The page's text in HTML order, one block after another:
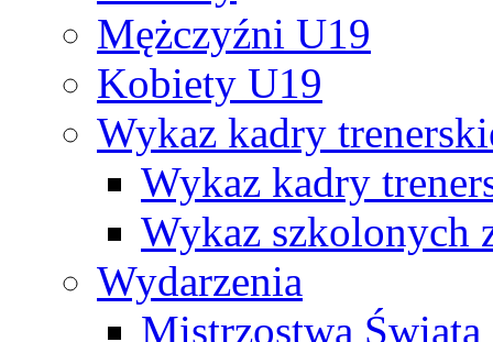
Mężczyźni U19
Kobiety U19
Wykaz kadry
Wykaz kadry
Wykaz szkolonych
Wydarzenia
Mistrzostwa